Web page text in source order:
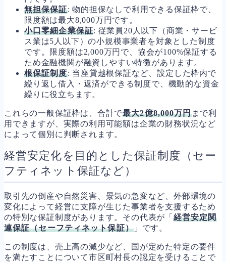
無担保保証: 物的担保なしで利用できる保証枠で、
限度額は最大8,000万円です。
小口零細企業保証: 従業員20人以下（商業・サービ
ス業は5人以下）の小規模事業者を対象とした制度
です。限度額は2,000万円で、協会が100%保証する
ため金融機関が融資しやすい特徴があります。
根保証制度: 当座貸越根保証など、設定した枠内で
繰り返し借入・返済ができる制度で、機動的な資金
繰りに役立ちます。
これらの一般保証枠は、合計で最大2億8,000万円まで利
用できますが、実際の利用可能額は企業の財務状況など
によって個別に判断されます。
経営安定化を目的とした保証制度（セー
フティネット保証など）
取引先の倒産や自然災害、景気の急変など、外部環境の
変化によって経営に支障が生じた事業者を支援するため
の特別な保証制度があります。その代表が「 経営安定関
連保証（セーフティネット保証）」です。
この制度は、売上高の減少など、国が定めた特定の要件
を満たすことについて市区町村長の認定を受けることで